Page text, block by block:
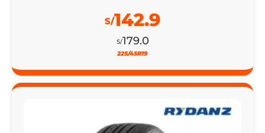
S/179.0
S/142.9
225/45R19